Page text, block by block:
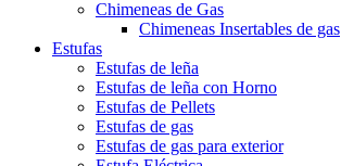
Chimeneas de Gas
Chimeneas Insertables de gas
Estufas
Estufas de leña
Estufas de leña con Horno
Estufas de Pellets
Estufas de gas
Estufas de gas para exterior